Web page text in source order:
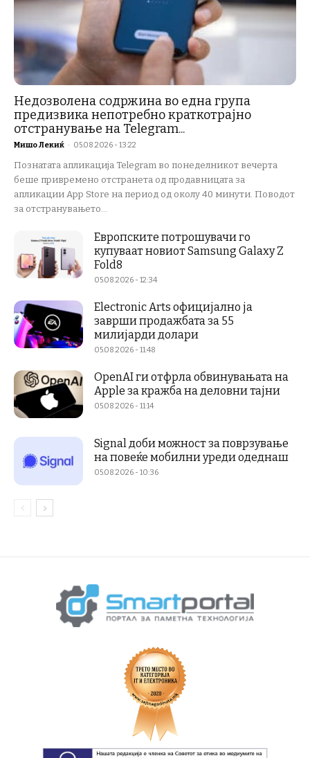
Недозволена содржина во една група
предизвика непотребно краткотрајно
отстранување на Telegram...
Мишо Лекиќ - 05.08.2026 - 13:22
Познатата апликација Telegram во понеделникот вечерта
беше привремено отстранета од продавницата за
апликации App Store на период од околу 40 минути. Поводот
за отстранувањето...
Европските потрошувачи го
купуваат новиот Samsung Galaxy Z
Fold8
05.08.2026 - 12:34
Electronic Arts официјално ја
заврши продажбата за 55
милијарди долари
05.08.2026 - 11:48
OpenAI ги отфрла обвинувањата на
Apple за кражба на деловни тајни
05.08.2026 - 11:14
Signal доби можност за поврзување
на повеќе мобилни уреди одеднаш
05.08.2026 - 10:36